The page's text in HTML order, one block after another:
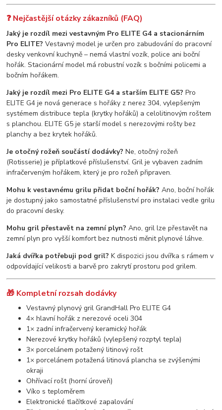
❓ Nejčastější otázky zákazníků (FAQ)
Jaký je rozdíl mezi vestavným Pro ELITE G4 a stacionárním
Pro ELITE? Vestavný model je určen pro zabudování do pracovní
desky venkovní kuchyně – nemá vlastní vozík, police ani boční
hořák. Stacionární model má robustní vozík s bočními policemi a
bočním hořákem.
Jaký je rozdíl mezi Pro ELITE G4 a starším ELITE G5? Pro
ELITE G4 je nová generace s hořáky z nerez 304, vylepšeným
systémem distribuce tepla (krytky hořáků) a celolitinovým roštem
s planchou. ELITE G5 je starší model s nerezovými rošty bez
planchy a bez krytek hořáků.
Je otočný rožeň součástí dodávky? Ne, otočný rožeň
(Rotisserie) je příplatkové příslušenství. Gril je vybaven zadním
infračerveným hořákem, který je pro rožeň připraven.
Mohu k vestavnému grilu přidat boční hořák? Ano, boční hořák
je dostupný jako samostatné příslušenství pro instalaci vedle grilu
do pracovní desky.
Mohu gril přestavět na zemní plyn? Ano, gril lze přestavět na
zemní plyn pro vyšší komfort bez nutnosti měnit plynové láhve.
Jaká dvířka potřebuji pod gril? K dispozici jsou dvířka s rámem v
odpovídající velikosti a barvě pro zakrytí prostoru pod grilem.
🎁 Kompletní rozsah dodávky
Vestavný plynový gril GrandHall Pro ELITE G4
4× hlavní hořák z nerezové oceli 304
1× zadní infračervený keramický hořák
Nerezové krytky hořáků (vylepšený rozptyl tepla)
3× porcelánem potažený litinový rošt
1× porcelánem potažená litinová plancha se zvýšenými
okraji
Ohřívací rošt (horní úroveň)
Víko s teploměrem
Elektronické tlačítkové zapalování